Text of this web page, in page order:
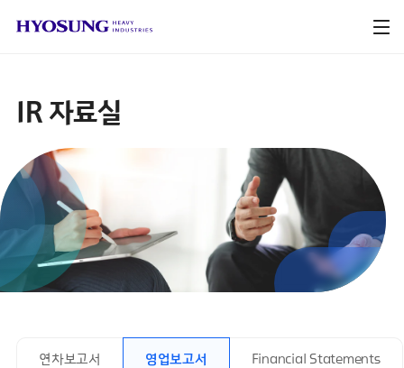
IR 자료실
연차보고서 영업보고서 Financial Statements